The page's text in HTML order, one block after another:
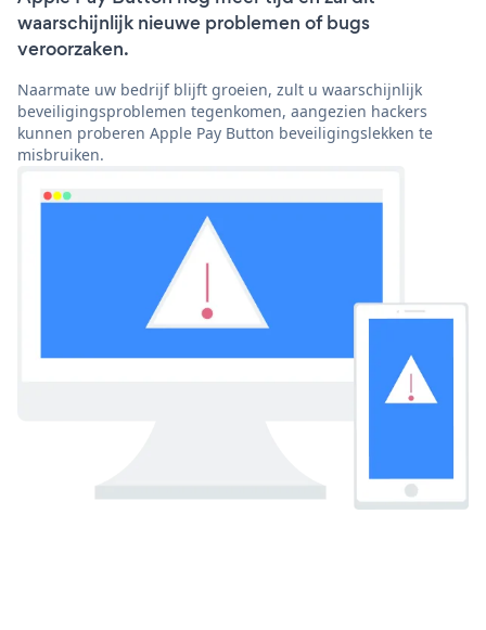
waarschijnlijk nieuwe problemen of bugs
veroorzaken.
Naarmate uw bedrijf blijft groeien, zult u waarschijnlijk
beveiligingsproblemen tegenkomen, aangezien hackers
kunnen proberen Apple Pay Button beveiligingslekken te
misbruiken.